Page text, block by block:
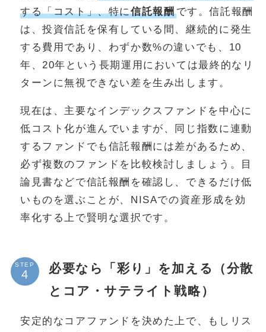
する「コスト」、特に信託報酬です。信託報酬
は、投資信託を保有している間、継続的に発生
する費用であり、わずか数%の違いでも、10
年、20年という長期運用においては最終的なリ
ターンに無視できない差を生み出します。
現在は、主要なインデックスファンドを中心に
低コスト化が進んでいますが、同じ指数に連動
するファンドでも信託報酬には差があるため、
必ず複数のファンドを比較検討しましょう。目
論見書などで信託報酬を確認し、できるだけ低
いものを選ぶことが、NISAでの資産形成を効
率化する上で賢明な選択です。
STEP
必要なら「彩り」を加える（分散
とコア・サテライト戦略）
安定的なコアファンドを決めた上で、もしリス